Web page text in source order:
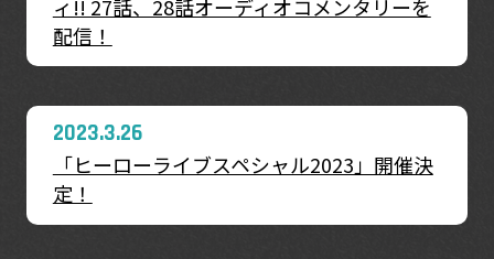
ィ!! 27話、28話オーディオコメンタリーを
配信！
2023.3.26
「ヒーローライブスペシャル2023」開催決
定！